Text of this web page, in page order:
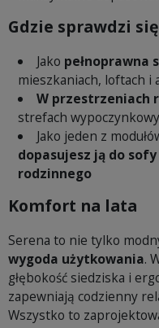
Gdzie sprawdzi
Jako pełnoprawna
mieszkaniach, loftach i
W przestrzeniach
strefach
Jako jeden z
dopasujesz ją do
rodzinnego
Komfort na lata
Serena to nie tylko
wygoda użytkowania.
głębokość siedziska i
zapewniają codzienny
Wszystko to